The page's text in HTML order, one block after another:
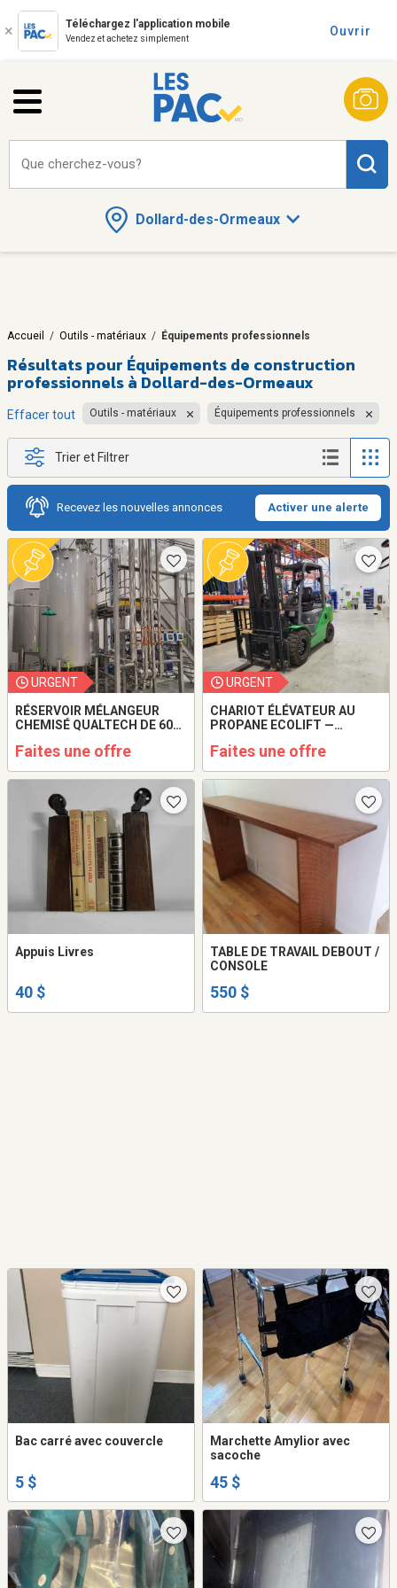
Téléchargez l'application mobile
Vendez et achetez simplement
Ouvrir
Dollard-des-Ormeaux
Que cherchez-vous?
Accueil / Outils - matériaux / Équipements professionnels
Résultats pour Équipements de construction
professionnels à Dollard-des-Ormeaux
Effacer tout Outils - matériaux Équipements professionnels
Trier et Filtrer
Recevez les nouvelles annonces Activer une alerte
URGENT
RÉSERVOIR MÉLANGEUR
CHEMISÉ QUALTECH DE 600
Faites une offre
URGENT
CHARIOT ÉLÉVATEUR AU
PROPANE ECOLIFT —
Faites une offre
Appuis Livres
40 $
TABLE DE TRAVAIL DEBOUT /
CONSOLE
550 $
Bac carré avec couvercle
5 $
Marchette Amylior avec
sacoche
45 $